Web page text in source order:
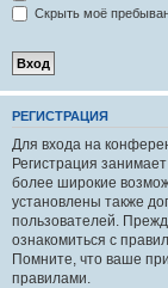
Скрыть моё
РЕГИСТРАЦИЯ
Для входа на
Регистрация
более широкие
установлены также
пользователей.
ознакомиться с
Помните, что ваше
правилами.